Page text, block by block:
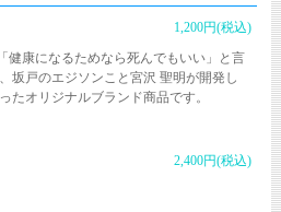
1,200円(税込)
健康になるためなら死んでもいい」と言
坂戸のエジソンこと宮沢 聖明が開発し
たオリジナルブランド商品です。
2,400円(税込)